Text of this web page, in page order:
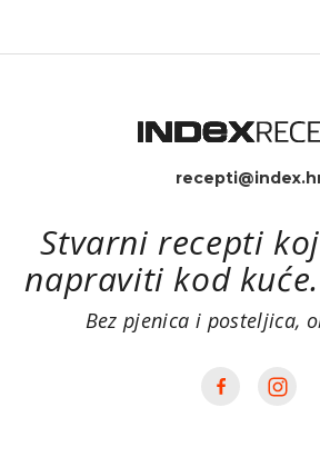
Stvarni recepti
napraviti kod
Bez pjenica i posteljica,